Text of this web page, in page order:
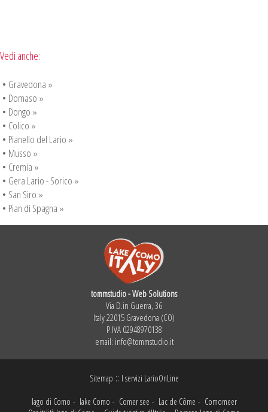
Vedi anche:
• Gravedona »
• Domaso »
• Dongo »
• Colico »
• Pianello del Lario »
• Musso »
• Cremia »
• Gera Lario - Sorico »
• San Siro »
• Pian di Spagna »
tommstudio - Web Solutions
Via D.in Guerra, 36
Italy 22015 Gravedona (CO)
P.IVA 02948970138
email: info@tommstudio.it
Sitemap :: I servizi LarioOnLine
lago di Como - lake Como - Comer see - Lac de Côme - Comomeer